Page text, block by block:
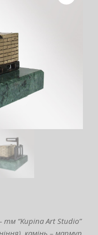
тм “Kupina Art Studio”
камінь – мармур